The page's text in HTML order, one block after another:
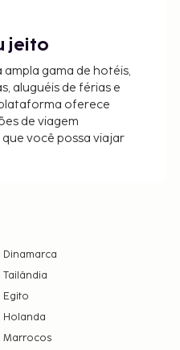
30 USD por
por criança: 20
12 anos)
completa. As taxas e
impostos e estão
lhe assistência com
Para saber mais,
dos dados
de reserva. O
por este serviço,
a sua reserva. Todas
são acordadas
jeito
ampla gama de hotéis,
aluguéis de férias e
oferece
de viagem
você possa viajar
Dinamarca
Tailândia
Egito
Holanda
Marrocos